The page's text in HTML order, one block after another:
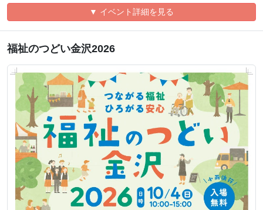
▼ イベント詳細を見る
福祉のつどい金沢2026